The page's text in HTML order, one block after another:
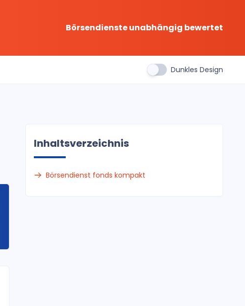
Börsendienste unabhängig bewertet
Dunkles Design
Inhaltsverzeichnis
Börsendienst fonds kompakt